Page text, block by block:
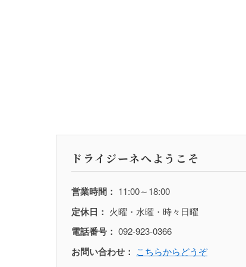
ドライジーネへようこそ
営業時間： 11:00～18:00
定休日： 火曜・水曜・時々日曜
電話番号： 092-923-0366
お問い合わせ： こちらからどうぞ